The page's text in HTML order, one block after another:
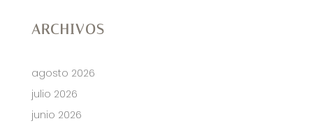
ARCHIVOS
agosto 2026
julio 2026
junio 2026